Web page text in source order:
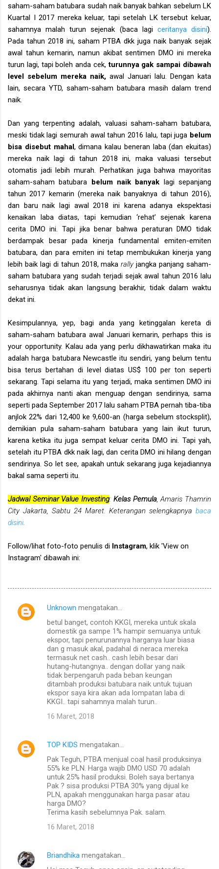
saham-saham batubara sudah naik banyak bahkan sebelum LK
Kuartal I 2017 mereka keluar, tapi setelah LK tersebut keluar,
sahamnya malah turun sejenak (baca lagi ceritanya disini).
Pada tahun 2018 ini, saham PTBA dkk juga naik banyak sejak
awal tahun kemarin, namun akibat sentimen DMO ini mereka
turun lagi, tapi boleh anda cek,turunnya gak sampai dibawah
level sebelum mereka naik, awal Januari lalu. Dengan kata
lain, secara YTD, saham-saham batubara masih dalam trend
naik.
Dan yang terpenting adalah, valuasi saham-saham batubara,
meski tidak lagi semurah awal tahun 2016 lalu, tapi juga belum
bisa disebut mahal, dimana kalau beneran laba (dan ekuitas)
mereka naik lagi di tahun 2018 ini, maka valuasi tersebut
otomatis jadi lebih murah. Perhatikan juga bahwa mayoritas
saham-saham batubara belum naik banyak lagi sepanjang
tahun 2017 kemarin (mereka naik banyaknya di tahun 2016),
dan baru naik lagi awal 2018 ini karena adanya ekspektasi
kenaikan laba diatas, tapi kemudian ‘rehat’ sejenak karena
cerita DMO ini. Tapi jika benar bahwa peraturan DMO tidak
berdampak besar pada kinerja fundamental emiten-emiten
batubara, dan para emiten ini tetap membukukan kinerja yang
lebih baik lagi di tahun 2018, makarallyjangka panjang saham-
saham batubara yang sudah terjadi sejak awal tahun 2016 lalu
seharusnya tidak akan langsung berakhir, tidak dalam waktu
dekat ini.
Kesimpulannya, yep, bagi anda yang ketinggalan kereta di
saham-saham batubara awal Januari kemarin, perhaps this is
your opportunity. Kalau ada yang perlu dikhawatirkan maka itu
adalah harga batubara Newcastle itu sendiri, yang belum tentu
bisa terus bertahan di level diatas US$ 100 per ton seperti
sekarang. Tapi selama itu yang terjadi, maka sentimen DMO ini
pada akhirnya nanti akan menguap dengan sendirinya, sama
seperti pada September 2017 lalu saham PTBA pernah tiba-tiba
anjlok 22% dari 12,400 ke 9,600-an (harga sebelum stocksplit),
demikian pula saham-saham batubara yang lain ikut turun,
karena ketika itu juga sempat keluar cerita DMO ini. Tapi yah,
setelah itu PTBA dkk naik lagi, dan cerita DMO ini hilang dengan
sendirinya. So let see, apakah untuk sekarang juga kejadiannya
bakal sama seperti itu.
Jadwal Seminar Value Investing: Kelas Pemula, Amaris Thamrin
City Jakarta, Sabtu 24 Maret. Keterangan selengkapnya baca
disini
Follow/lihat foto-foto penulis di Instagram, klik 'View on
Instagram' dibawah ini:
K
Unknown mengatakan…
betul banget, contoh KKGI, mereka untuk skala
domestik ga sampe 1% hampir semuanya untuk
ekspor, tapi penurunannya harganya luar biasa
dan g masuk akal, padahal di neraca mereka
termasuk net cash.. cash lebih besar dari
hutang-hutangnya.. dengan dollar yang naik
tidak berpengaruh pada beban keungan
ditambah produksi batubara naik untuk tujuan
ekspor saya kira akan ada lompatan laba di
KKGI.. tapi sahamnya malah turun..
16 Maret, 2018
TOP KIDS mengatakan…
Pak Teguh, PTBA menjual coal hasil produksinya
55% ke PLN. Harga wajib DMO USD 70 adalah
untuk 25% hasil produksi. Boleh saya bertanya
Pak ? sisa produksi PTBA 30% yang dijual ke
PLN, apakah menggunakan harga pasar atau
harga DMO?
Terima kasih sebelumnya Pak. salam.
16 Maret, 2018
Briandhika mengatakan…